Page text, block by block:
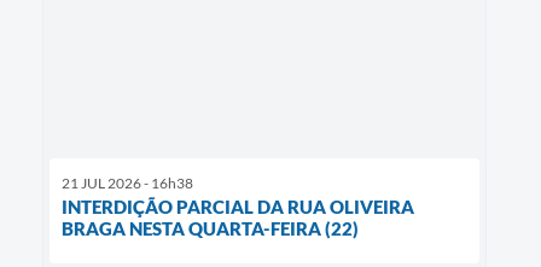
21 JUL 2026 - 16h38
INTERDIÇÃO PARCIAL DA RUA OLIVEIRA
BRAGA NESTA QUARTA-FEIRA (22)